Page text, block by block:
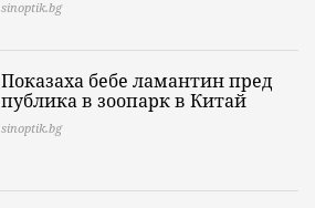
sinoptik.bg
Показаха бебе ламантин пред
публика в зоопарк в Китай
sinoptik.bg